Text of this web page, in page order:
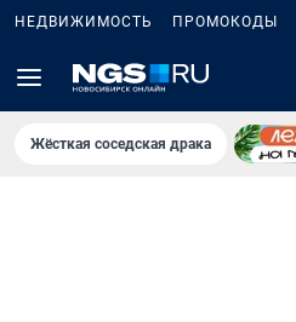
НЕДВИЖИМОСТЬ ПРОМОКОДЫ
Жёсткая соседская драка